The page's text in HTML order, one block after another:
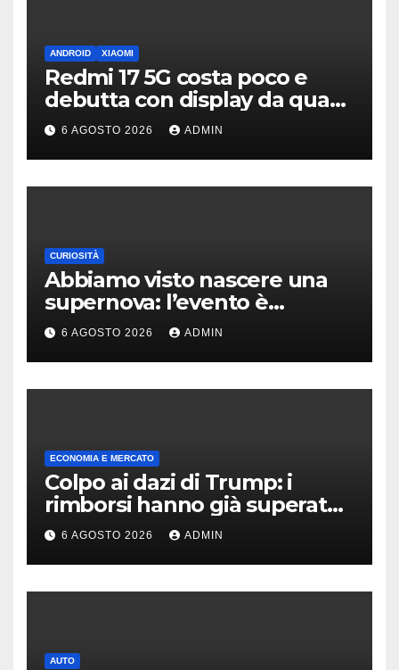
ANDROID XIAOMI
Redmi 17 5G costa poco e
debutta con display da quasi
7 pollici e batteria enorme
6 AGOSTO 2026 ADMIN
CURIOSITÀ
Abbiamo visto nascere una
supernova: l’evento è
rarissimo
6 AGOSTO 2026 ADMIN
ECONOMIA E MERCATO
Colpo ai dazi di Trump: i
rimborsi hanno già superato i
100 miliardi di dollari
6 AGOSTO 2026 ADMIN
AUTO